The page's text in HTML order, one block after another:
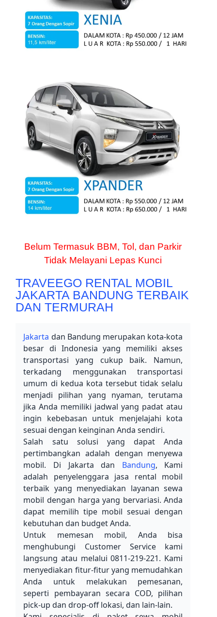
Belum Termasuk BBM, Tol, dan Parkir
Tidak Melayani Lepas Kunci
TRAVEEGO RENTAL MOBIL
JAKARTA BANDUNG TERBAIK
DAN TERMURAH
Jakarta dan Bandung merupakan kota-kota
besar di Indonesia yang memiliki akses
transportasi yang cukup baik. Namun,
terkadang menggunakan transportasi
umum di kedua kota tersebut tidak selalu
menjadi pilihan yang nyaman, terutama
jika Anda memiliki jadwal yang padat atau
ingin kebebasan untuk menjelajahi kota
sesuai dengan keinginan Anda sendiri.
Salah satu solusi yang dapat Anda
pertimbangkan adalah dengan menyewa
mobil. Di Jakarta dan Bandung, Kami
adalah penyelenggara jasa rental mobil
terbaik yang menyediakan layanan sewa
mobil dengan harga yang bervariasi. Anda
dapat memilih tipe mobil sesuai dengan
kebutuhan dan budget Anda.
Untuk memesan mobil, Anda bisa
menghubungi Customer Service kami
langsung atau melalui 0811-219-221. Kami
menyediakan fitur-fitur yang memudahkan
Anda untuk melakukan pemesanan,
seperti pembayaran secara COD, pilihan
pick-up dan drop-off lokasi, dan lain-lain.